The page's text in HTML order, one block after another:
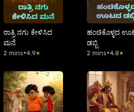
ರಾತ್ರಿ ನಗು ಕೇಳಿಸಿದ
ಮನೆ
2 mins•4.9★
ಹಂಚಿಕೊಳ್ಳದ
ಡಬ್ಬಿ
2 mins•4.8★